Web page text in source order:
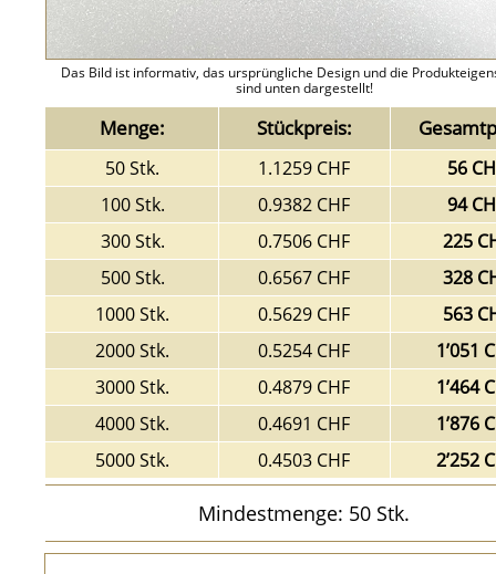
Das Bild ist informativ, das ursprüngliche Design und die
sind unten dargestellt!
Menge: Stückpreis:
50 Stk. 1.1259 CHF
56
100 Stk.
0.9382 CHF
94
300 Stk.
0.7506 CHF
225
500 Stk.
0.6567 CHF
328
1000 Stk.
0.5629 CHF
563
2000 Stk.
0.5254 CHF
1’051
3000 Stk.
0.4879 CHF
1’464
4000 Stk.
0.4691 CHF
1’876
5000 Stk.
0.4503 CHF 2’252
Mindestmenge: 50 Stk.